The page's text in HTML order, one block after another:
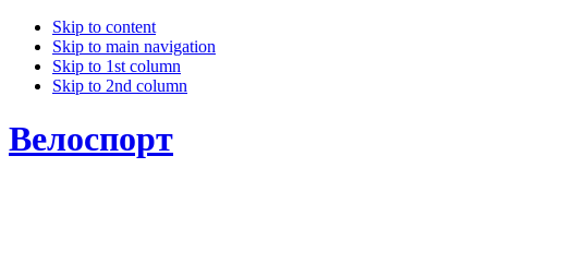
Skip to content
Skip to main navigation
Skip to 1st column
Skip to 2nd column
Велоспорт